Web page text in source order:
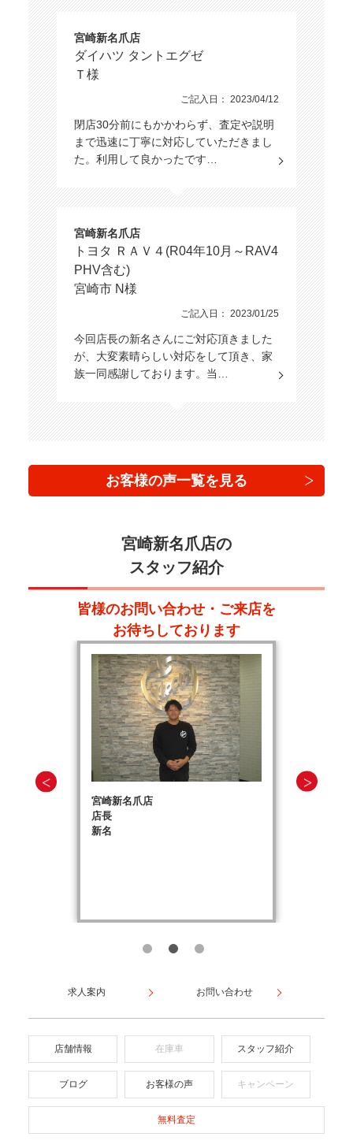
宮崎新名爪店
ダイハツ タントエグゼ
Ｔ様
ご記入日： 2023/04/12
閉店30分前にもかかわらず、査定や説明
まで迅速に丁寧に対応していただきまし
た。利用して良かったです…
宮崎新名爪店
トヨタ ＲＡＶ４(R04年10月～RAV4
PHV含む)
宮崎市 N様
ご記入日： 2023/01/25
今回店長の新名さんにご対応頂きました
が、大変素晴らしい対応をして頂き、家
族一同感謝しております。当…
お客様の声一覧を見る
宮崎新名爪店の
スタッフ紹介
皆様のお問い合わせ・ご来店を
お待ちしております
宮崎新名爪店
店長
新名
求人案内 お問い合わせ
店舗情報 在庫車 スタッフ紹介
ブログ お客様の声 キャンペーン
無料査定